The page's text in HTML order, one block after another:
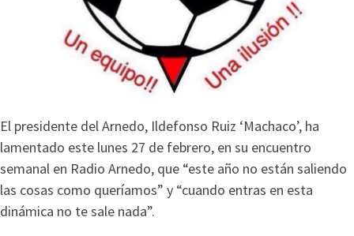
El presidente del Arnedo, Ildefonso Ruiz ‘Machaco’, ha
lamentado este lunes 27 de febrero, en su encuentro
semanal en Radio Arnedo, que “este año no están saliendo
las cosas como queríamos” y “cuando entras en esta
dinámica no te sale nada”.